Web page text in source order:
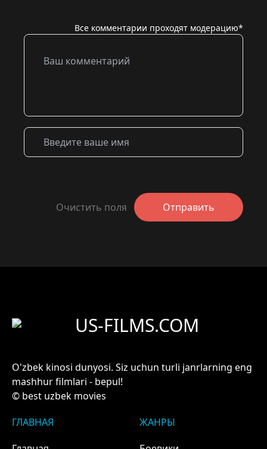
Все комментарии проходят модерацию*
Очистить поля Отправить
US-FILMS.COM
O'zbek kinosi dunyosi. Siz uchun turli janrlarning eng
mashhur filmlari - bepul!
© best uzbek movies
ГЛАВНАЯ
ЖАНРЫ